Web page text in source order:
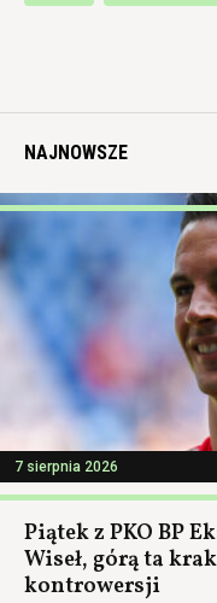
NAJNOWSZE
7 sierpnia 2026
Piątek z PKO BP
Wiseł, górą ta
kontrowersji